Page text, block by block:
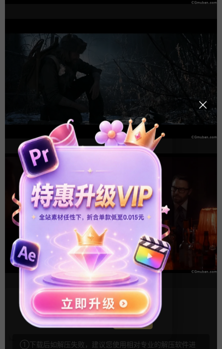
下载价格 VIP
专享
仅限VIP下载
升级VIP
①下载后如解压失败，建议您使用相对专业的解压软件进